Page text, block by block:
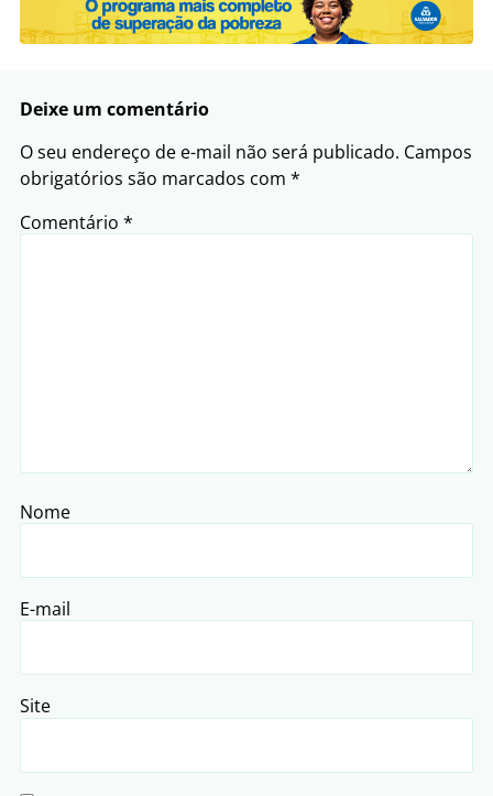
Deixe um comentário
O seu endereço de e-mail não será publicado. Campos
obrigatórios são marcados com *
Comentário *
Nome
E-mail
Site